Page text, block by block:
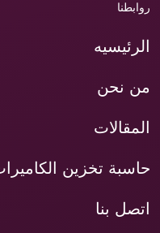
روابطنا
الرئيسيه
من نحن
المقالات
حاسبة تخزين الكاميرات
اتصل بنا